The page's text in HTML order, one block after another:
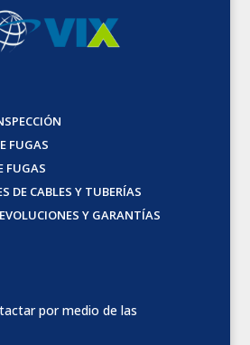
FUGAS
FUGAS
DE CABLES Y TUBERÍAS
Y GARANTÍAS
por medio de las